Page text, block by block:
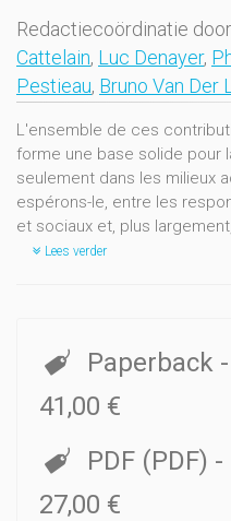
Redactiecoördinatie door
Cattelain, Luc Denayer,
Pestieau, Bruno Van Der
L'ensemble de ces
forme une base solide pour
seulement dans les milieux
espérons-le, entre les
et sociaux et, plus
Lees verder
Paperback
41,00 €
PDF (PDF) -
27,00 €